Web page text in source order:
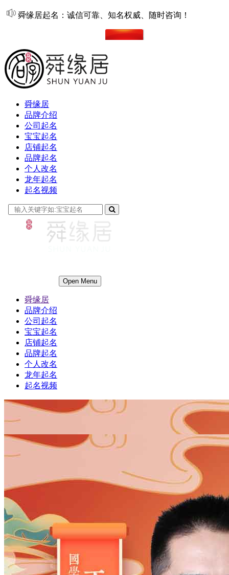
舜缘居起名：诚信可靠、知名权威、随时咨询！
舜缘居
品牌介绍
公司起名
宝宝起名
店铺起名
品牌起名
个人改名
龙年起名
起名视频
Open Menu
舜缘居
品牌介绍
公司起名
宝宝起名
店铺起名
品牌起名
个人改名
龙年起名
起名视频
男
男 女
出生时间
2026年 日15 时22分